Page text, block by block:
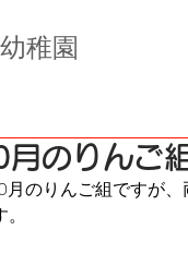
稚園
月のりんご
月のりんご組ですが